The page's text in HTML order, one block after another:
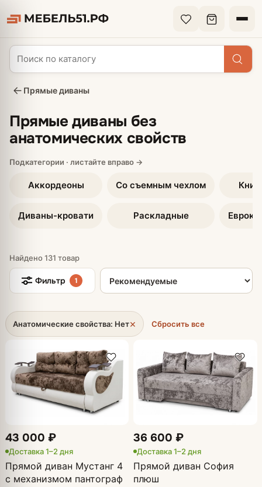
Прямые диваны
Прямые диваны без
анатомических свойств
Аккордеоны
Диваны-кровати
Со съемным чехлом
Раскладные
Найдено 131 товар
Фильтр 1
Сортировка товаров
Анатомические свойства: Нет× Сбросить все
43 000 ₽
Доставка 1–2 дня
Прямой диван Мустанг 4
с механизмом пантограф
36 600 ₽
Доставка 1–2 дня
Прямой диван София
плюш